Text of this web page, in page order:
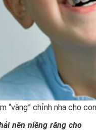
“vàng” chỉnh nha cho con
nên niềng răng cho